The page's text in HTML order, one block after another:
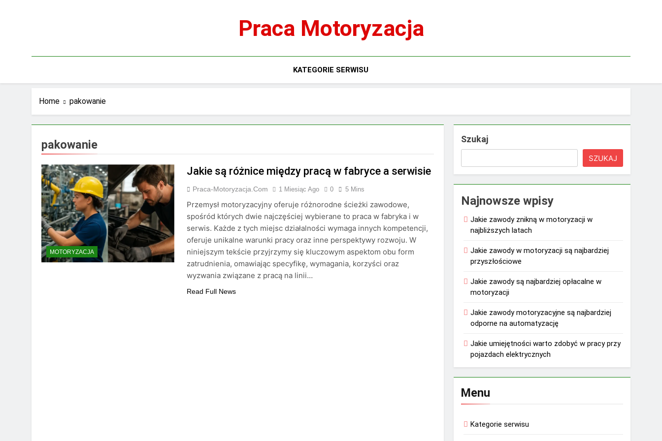
Praca Motoryzacja
KATEGORIE SERWISU
Home pakowanie
pakowanie
MOTORYZACJA
Jakie są różnice między pracą w fabryce a serwisie
Praca-Motoryzacja.com 1 Miesiąc Ago 0 5 Mins
Przemysł motoryzacyjny oferuje różnorodne ścieżki zawodowe,
spośród których dwie najczęściej wybierane to praca w fabryka i w
serwis. Każde z tych miejsc działalności wymaga innych kompetencji,
oferuje unikalne warunki pracy oraz inne perspektywy rozwoju. W
niniejszym tekście przyjrzymy się kluczowym aspektom obu form
zatrudnienia, omawiając specyfikę, wymagania, korzyści oraz
wyzwania związane z pracą na linii…
Read Full News
Szukaj
SZUKAJ
Najnowsze wpisy
Jakie zawody znikną w motoryzacji w
najbliższych latach
Jakie zawody w motoryzacji są najbardziej
przyszłościowe
Jakie zawody są najbardziej opłacalne w
motoryzacji
Jakie zawody motoryzacyjne są najbardziej
odporne na automatyzację
Jakie umiejętności warto zdobyć w pracy przy
pojazdach elektrycznych
Menu
Kategorie serwisu